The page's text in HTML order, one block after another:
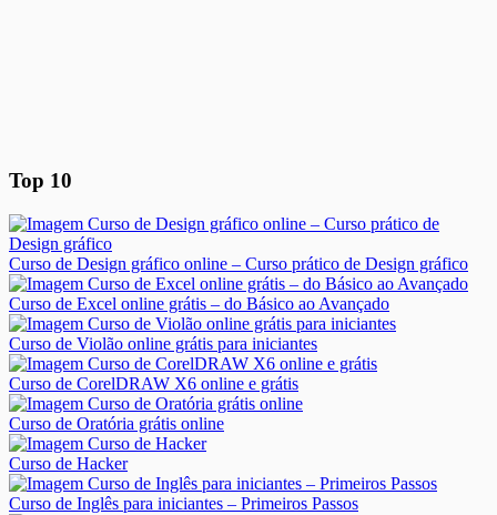
Top 10
Curso de Design gráfico online – Curso prático de Design gráfico
Curso de Excel online grátis – do Básico ao Avançado
Curso de Violão online grátis para iniciantes
Curso de CorelDRAW X6 online e grátis
Curso de Oratória grátis online
Curso de Hacker
Curso de Inglês para iniciantes – Primeiros Passos